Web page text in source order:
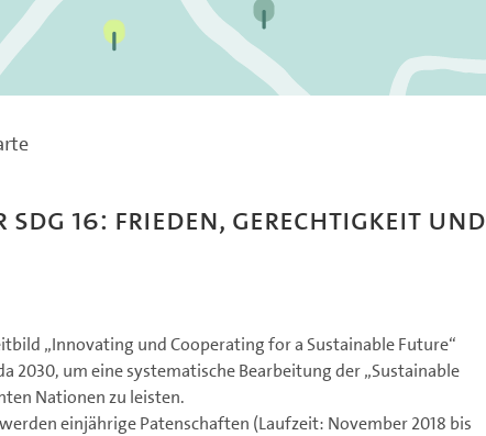
16: Frieden, Gerechtigkeit und
„Innovating und Cooperating for a Sustainable Future“
2030, um eine systematische Bearbeitung der „Sustainable
Nationen zu leisten.
einjährige Patenschaften (Laufzeit: November 2018 bis